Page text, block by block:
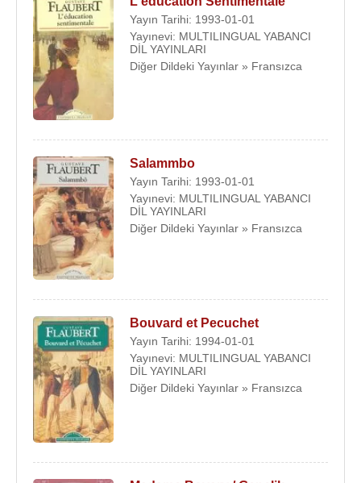
Yayın Tarihi: 1993-01-01
Yayınevi: MULTILINGUAL YABANCI
DİL YAYINLARI
Diğer Dildeki Yayınlar » Fransızca
Salammbo
Yayın Tarihi: 1993-01-01
Yayınevi: MULTILINGUAL YABANCI
DİL YAYINLARI
Diğer Dildeki Yayınlar » Fransızca
Bouvard et Pecuchet
Yayın Tarihi: 1994-01-01
Yayınevi: MULTILINGUAL YABANCI
DİL YAYINLARI
Diğer Dildeki Yayınlar » Fransızca